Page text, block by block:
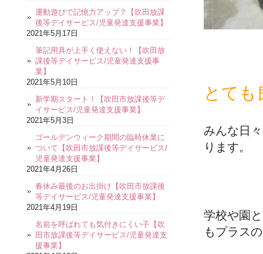
とても
みんな日
ります。
学校や園
もプラス
運動遊びで記憶力アップ？【吹田放課
後等デイサービス/児童発達支援事業】
2021年5月17日
筆記用具が上手く使えない！【吹田放
課後等デイサービス/児童発達支援事
業】
2021年5月10日
新学期スタート！【吹田市放課後等デ
イサービス/児童発達支援事業】
2021年5月3日
ゴールデンウィーク期間の臨時休業に
ついて【吹田市放課後等デイサービス/
児童発達支援事業】
2021年4月26日
春休み最後のお出掛け【吹田市放課後
等デイサービス/児童発達支援事業】
2021年4月19日
名前を呼ばれても気付きにくい子【吹
田市放課後等デイサービス/児童発達支
援事業】